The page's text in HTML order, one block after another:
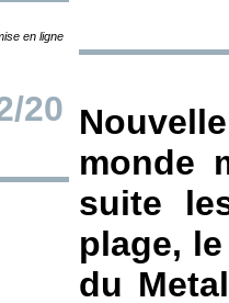
en ligne
20
monde
suite
plage,
du